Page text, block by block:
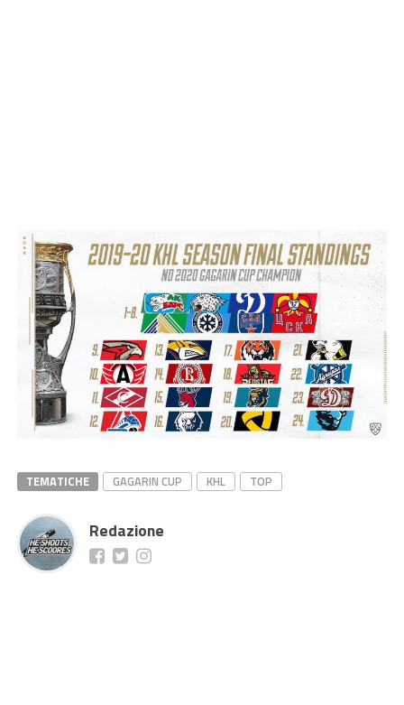
TEMATICHE GAGARIN CUP KHL TOP
Redazione